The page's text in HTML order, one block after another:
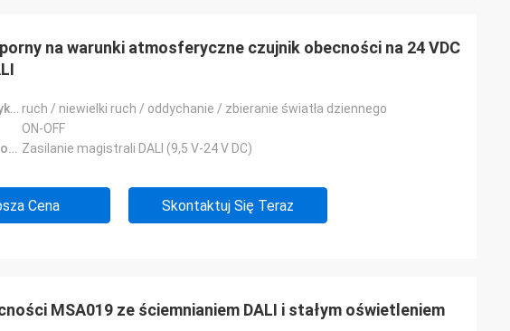
na warunki atmosferyczne czujnik obecności na 24 VDC
Technologia wykrywania: ruch / niewielki ruch / oddychanie / zbieranie światła dziennego
ON-OFF
Napięcie znamionowe: Zasilanie magistrali DALI (9,5 V-24 V DC)
Cena Skontaktuj Się Teraz
MSA019 ze ściemnianiem DALI i stałym oświetleniem